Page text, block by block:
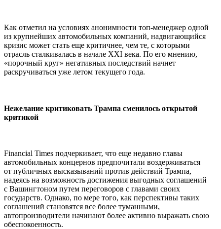
Как отметил на условиях анонимности топ-менеджер одной
из крупнейших автомобильных компаний, надвигающийся
кризис может стать еще критичнее, чем те, с которыми
отрасль сталкивалась в начале XXI века. По его мнению,
«порочный круг» негативных последствий начнет
раскручиваться уже летом текущего года.
Нежелание критиковать Трампа сменилось открытой
критикой
Financial Times подчеркивает, что еще недавно главы
автомобильных концернов предпочитали воздерживаться
от публичных высказываний против действий Трампа,
надеясь на возможность достижения выгодных соглашений
с Вашингтоном путем переговоров с главами своих
государств. Однако, по мере того, как перспективы таких
соглашений становятся все более туманными,
автопроизводители начинают более активно выражать свою
обеспокоенность.